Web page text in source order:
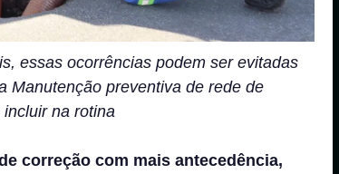
essas ocorrências podem ser evitadas
Manutenção preventiva de rede de
na rotina
correção com mais antecedência,